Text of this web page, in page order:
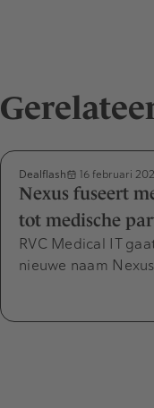
Dealflash 16 februari
Nexus fuseert
tot medische
RVC Medical IT
nieuwe naam